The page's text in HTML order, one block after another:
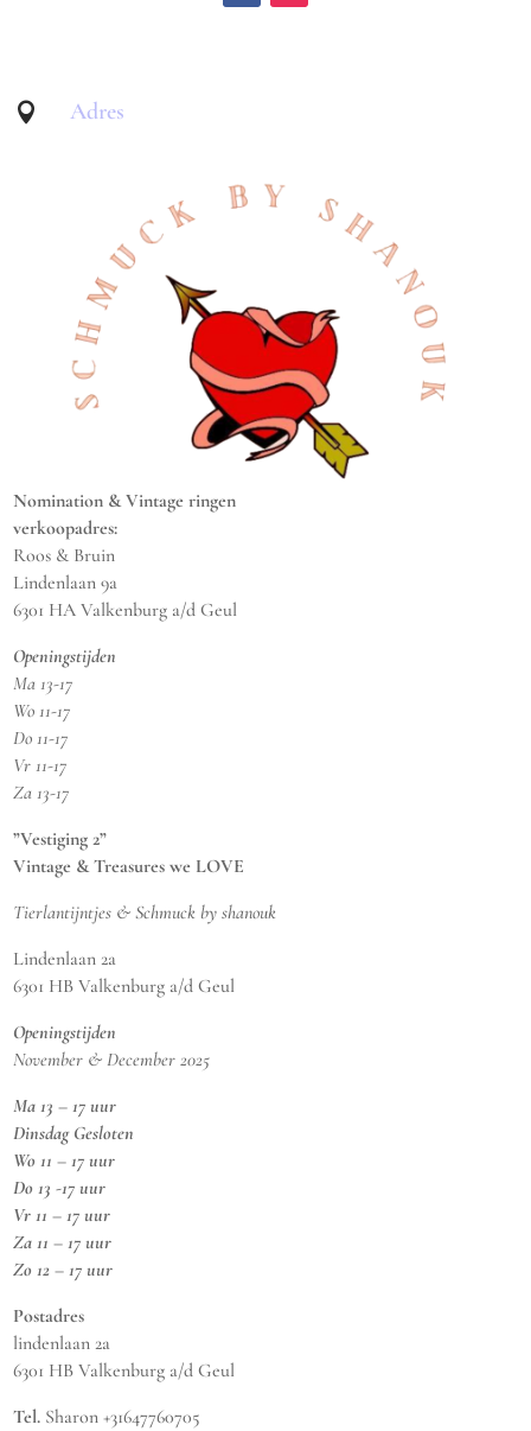
 Adres
Nomination & Vintage ringen
verkoopadres:
Roos & Bruin
Lindenlaan 9a
6301 HA Valkenburg a/d Geul
Openingstijden
Ma 13-17
Wo 11-17
Do 11-17
Vr 11-17
Za 13-17
”Vestiging 2”
Vintage & Treasures we LOVE
Tierlantijntjes & Schmuck by shanouk
Lindenlaan 2a
6301 HB Valkenburg a/d Geul
Openingstijden
November & December 2025
Ma 13 – 17 uur
Dinsdag Gesloten
Wo 11 – 17 uur
Do 13 -17 uur
Vr 11 – 17 uur
Za 11 – 17 uur
Zo 12 – 17 uur
Postadres
lindenlaan 2a
6301 HB Valkenburg a/d Geul
Tel. Sharon +31647760705